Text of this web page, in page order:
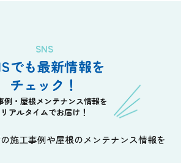
SNS
でも最新情報を
チェック！
例・屋根メンテナンス情報を
リアルタイムでお届け！
施工事例や屋根のメンテナンス情報を